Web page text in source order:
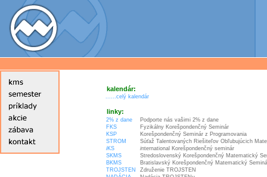
kalendár:
......celý kalendár
linky:
2% z dane
Podporte nás vašimi 2% z dane
FKS
Fyzikálny Korešpondenčný Seminár
KSP
Korešpondenčný Seminár z Programovania
STROM
Súťaž Talentovaných Riešiteľov Obľubujúcich
iKS international Korešpondenčný seminár
SKMS
Stredoslovenský Korešpondenčný Matematický
BKMS
Bratislavský Korešpondenčný Matematický
TROJSTEN
Združenie TROJSTEN